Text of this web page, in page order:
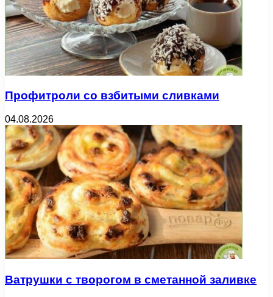
Профитроли со взбитыми сливками
04.08.2026
Ватрушки с творогом в сметанной заливке